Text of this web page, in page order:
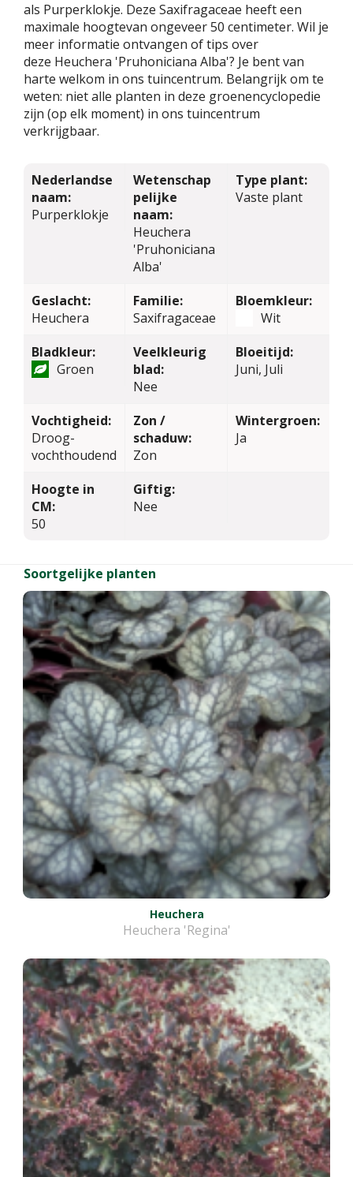
als Purperklokje. Deze Saxifragaceae heeft een
maximale hoogtevan ongeveer 50 centimeter. Wil je
meer informatie ontvangen of tips over
deze Heuchera 'Pruhoniciana Alba'? Je bent van
harte welkom in ons tuincentrum. Belangrijk om te
weten: niet alle planten in deze groenencyclopedie
zijn (op elk moment) in ons tuincentrum
verkrijgbaar.
Nederlandse
naam:
Purperklokje
Wetenschap
pelijke
naam:
Heuchera
'Pruhoniciana
Alba'
Type plant:
Vaste plant
Geslacht:
Heuchera
Familie:
Saxifragaceae
Bloemkleur:
Wit
Bladkleur:
Groen
Veelkleurig
blad:
Nee
Bloeitijd:
Juni, Juli
Vochtigheid:
Droog-
vochthoudend
Zon /
schaduw:
Zon
Wintergroen:
Ja
Hoogte in
CM:
50
Giftig:
Nee
Soortgelijke planten
Heuchera
Heuchera 'Regina'